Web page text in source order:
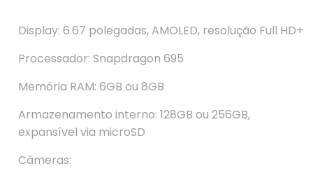
Display: 6.67 polegadas, AMOLED, resolução Full HD+
Processador: Snapdragon 695
Memória RAM: 6GB ou 8GB
Armazenamento interno: 128GB ou 256GB,
expansível via microSD
Câmeras: